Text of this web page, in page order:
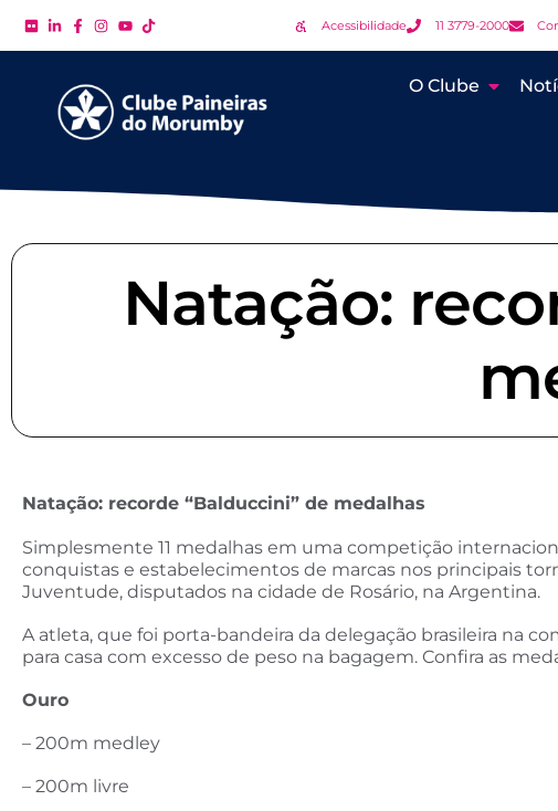
Acessibilidade 11 3779-2000
O Clube
Natação:
Natação: recorde “Balduccini” de medalhas
Simplesmente 11 medalhas em uma competição
conquistas e estabelecimentos de marcas nos principais
Juventude, disputados na cidade de Rosário, na Argentina.
A atleta, que foi porta-bandeira da delegação brasileira na
para casa com excesso de peso na bagagem. Confira as
Ouro
– 200m medley
– 200m livre